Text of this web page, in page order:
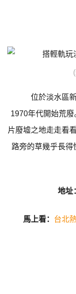
位於淡水區
1970年代開始荒
片廢墟之地走走看
路旁的草幾乎長得
地址
馬上看： 台北